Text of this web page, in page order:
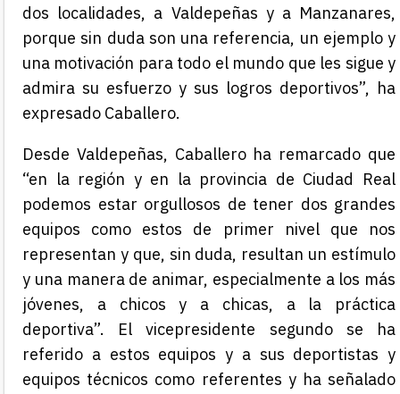
dos localidades, a Valdepeñas y a Manzanares,
porque sin duda son una referencia, un ejemplo y
una motivación para todo el mundo que les sigue y
admira su esfuerzo y sus logros deportivos”, ha
expresado Caballero.
Desde Valdepeñas, Caballero ha remarcado que
“en la región y en la provincia de Ciudad Real
podemos estar orgullosos de tener dos grandes
equipos como estos de primer nivel que nos
representan y que, sin duda, resultan un estímulo
y una manera de animar, especialmente a los más
jóvenes, a chicos y a chicas, a la práctica
deportiva”. El vicepresidente segundo se ha
referido a estos equipos y a sus deportistas y
equipos técnicos como referentes y ha señalado